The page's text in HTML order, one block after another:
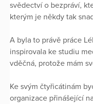
svědectví o bezpráví,
kterým je někdy tak
A byla to právě práce
inspirovala ke studiu
vděčná, protože mám
Ke svým čtyřicátinám
organizace přinášející